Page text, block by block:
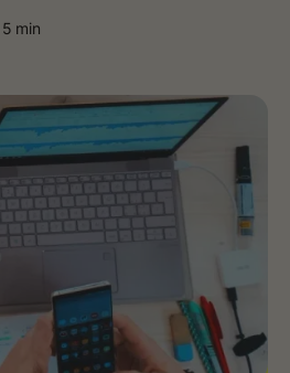
5 min